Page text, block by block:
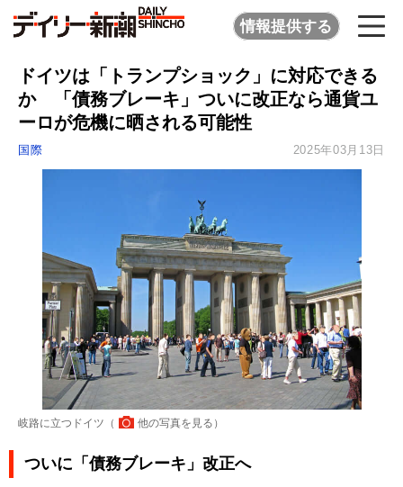
情報提供する
ドイツは「トランプショック」に対応できる
か 「債務ブレーキ」ついに改正なら通貨ユ
ーロが危機に晒される可能性
国際 2025年03月13日
岐路に立つドイツ（ 他の写真を見る ）
ついに「債務ブレーキ」改正へ